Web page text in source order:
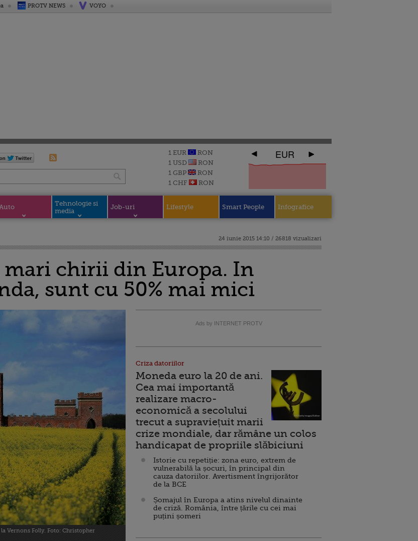
PROTV NEWS VOYO
1 EUR
RON
1 USD
RON
1 GBP
RON
1 CHF
RON
EUR
Tehnologie si
media
Job-uri Lifestyle Smart People Infografice
24 iunie 2015 14:10 / 26818 vizualizari
mari chirii din Europa. In
sunt cu 50% mai mici
Vernons Folly. Foto: Christopher
Ads by INTERNET PROTV
Criza datoriilor
Moneda euro la 20 de ani.
Cea mai importantă
realizare macro-
economică a secolului
trecut a supraviețuit marii
crize mondiale, dar rămâne un colos
handicapat de propriile slăbiciuni
Istorie cu repetiție: zona euro, extrem de
vulnerabilă la șocuri, în principal din
cauza datoriilor. Avertisment îngrijorător
de la BCE
Șomajul în Europa a atins nivelul dinainte
de criză. România, între țările cu cei mai
puțini șomeri